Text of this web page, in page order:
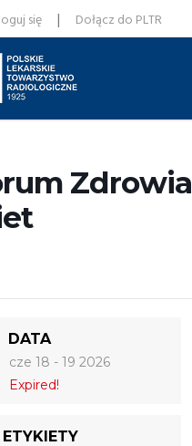
się | Dołącz do PLTR
Zdrowia
DATA
cze 18 - 19 2026
Expired!
ETYKIETY